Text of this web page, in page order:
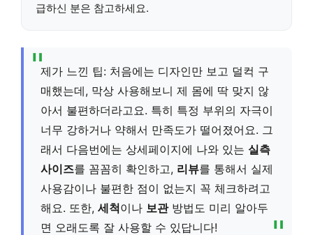
급하신 분은 참고하세요.
제가 느낀 팁: 처음에는 디자인만 보고 덜컥 구
매했는데, 막상 사용해보니 제 몸에 딱 맞지 않
아서 불편하더라고요. 특히 특정 부위의 자극이
너무 강하거나 약해서 만족도가 떨어졌어요. 그
래서 다음번에는 상세페이지에 나와 있는 실측
사이즈를 꼼꼼히 확인하고, 리뷰를 통해서 실제
사용감이나 불편한 점이 없는지 꼭 체크하려고
해요. 또한, 세척이나 보관방법도 미리 알아두
면 오래도록 잘 사용할 수 있답니다!